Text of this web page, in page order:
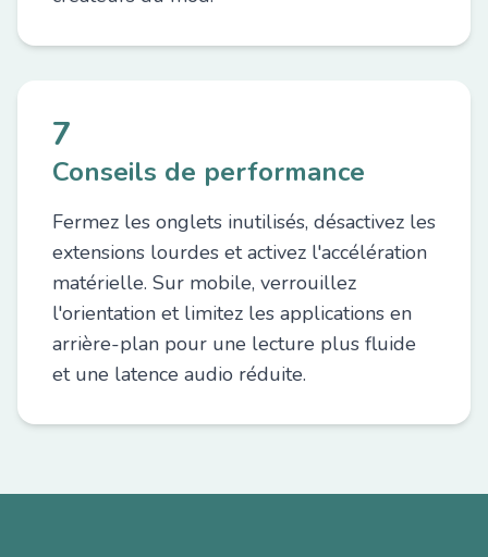
7
Conseils de performance
Fermez les onglets inutilisés, désactivez les
extensions lourdes et activez l'accélération
matérielle. Sur mobile, verrouillez
l'orientation et limitez les applications en
arrière-plan pour une lecture plus fluide
et une latence audio réduite.